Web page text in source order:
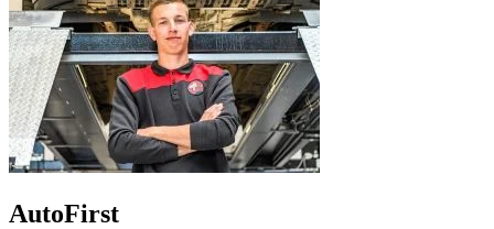
AutoFirst